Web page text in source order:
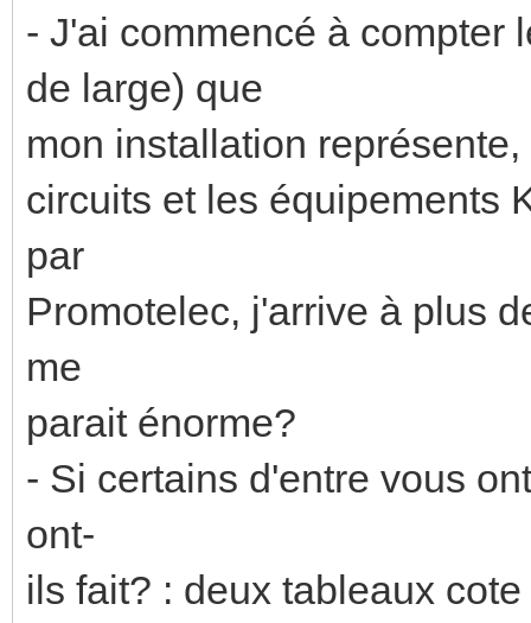
- J'ai commencé à compter
de large) que
mon installation
circuits et les équipements
par
Promotelec, j'arrive à plus
me
parait énorme?
- Si certains d'entre vous
ont-
ils fait? : deux tableaux